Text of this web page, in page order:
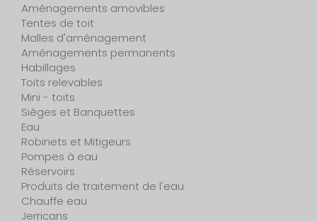
Aménagements amovibles
Tentes de toit
Malles d'aménagement
Aménagements permanents
Habillages
Toits relevables
Mini - toits
Sièges et Banquettes
Eau
Robinets et Mitigeurs
Pompes à eau
Réservoirs
Produits de traitement de l'eau
Chauffe eau
Jerricans